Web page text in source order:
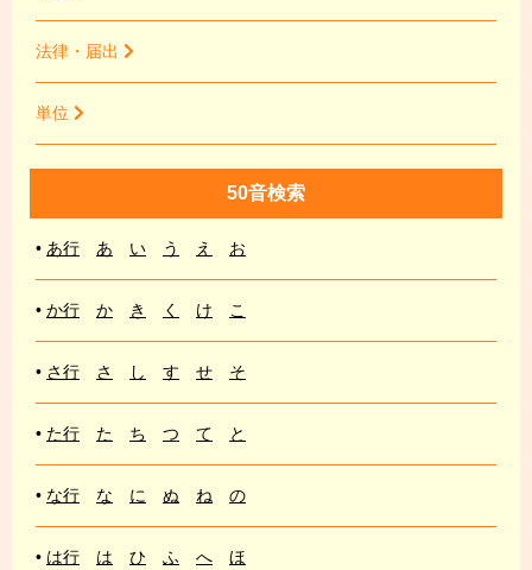
法律・届出
単位
50音検索
• あ行 あ い う え お
• か行 か き く け こ
• さ行 さ し す せ そ
• た行 た ち つ て と
• な行 な に ぬ ね の
• は行 は ひ ふ へ ほ